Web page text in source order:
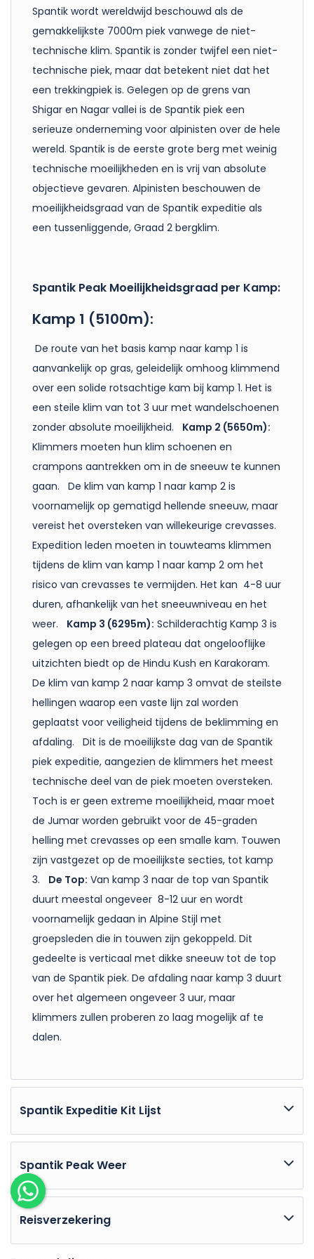
Spantik wordt wereldwijd beschouwd als de
gemakkelijkste 7000m piek vanwege de niet-
technische klim. Spantik is zonder twijfel een niet-
technische piek, maar dat betekent niet dat het
een trekkingpiek is. Gelegen op de grens van
Shigar en Nagar vallei is de Spantik piek een
serieuze onderneming voor alpinisten over de hele
wereld. Spantik is de eerste grote berg met weinig
technische moeilijkheden en is vrij van absolute
objectieve gevaren. Alpinisten beschouwen de
moeilijkheidsgraad van de Spantik expeditie als
een tussenliggende, Graad 2 bergklim.
Spantik Peak Moeilijkheidsgraad per Kamp:
Kamp 1 (5100m):
De route van het basis kamp naar kamp 1 is
aanvankelijk op gras, geleidelijk omhoog klimmend
over een solide rotsachtige kam bij kamp 1. Het is
een steile klim van tot 3 uur met wandelschoenen
zonder absolute moeilijkheid. Kamp 2 (5650m):
Klimmers moeten hun klim schoenen en
crampons aantrekken om in de sneeuw te kunnen
gaan. De klim van kamp 1 naar kamp 2 is
voornamelijk op gematigd hellende sneeuw, maar
vereist het oversteken van willekeurige crevasses.
Expedition leden moeten in touwteams klimmen
tijdens de klim van kamp 1 naar kamp 2 om het
risico van crevasses te vermijden. Het kan 4-8 uur
duren, afhankelijk van het sneeuwniveau en het
weer. Kamp 3 (6295m): Schilderachtig Kamp 3 is
gelegen op een breed plateau dat ongelooflijke
uitzichten biedt op de Hindu Kush en Karakoram.
De klim van kamp 2 naar kamp 3 omvat de steilste
hellingen waarop een vaste lijn zal worden
geplaatst voor veiligheid tijdens de beklimming en
afdaling. Dit is de moeilijkste dag van de Spantik
piek expeditie, aangezien de klimmers het meest
technische deel van de piek moeten oversteken.
Toch is er geen extreme moeilijkheid, maar moet
de Jumar worden gebruikt voor de 45-graden
helling met crevasses op een smalle kam. Touwen
zijn vastgezet op de moeilijkste secties, tot kamp
3. De Top: Van kamp 3 naar de top van Spantik
duurt meestal ongeveer 8-12 uur en wordt
voornamelijk gedaan in Alpine Stijl met
groepsleden die in touwen zijn gekoppeld. Dit
gedeelte is verticaal met dikke sneeuw tot de top
van de Spantik piek. De afdaling naar kamp 3 duurt
over het algemeen ongeveer 3 uur, maar
klimmers zullen proberen zo laag mogelijk af te
dalen.
Spantik Expeditie Kit Lijst
Spantik Expeditie Kitlijst
Tassen:
Duffle Bag / Kit bagEen of twee grote duffel
tassen van 120L afhankelijk van je behoeften.
Koffers en tassen met wielen worden NIET
Spantik Peak Weer
De beste tijd om de Spantik-piek te beklimmen is
van juni tot september, juli en augustus zijn de
Reisverzekering